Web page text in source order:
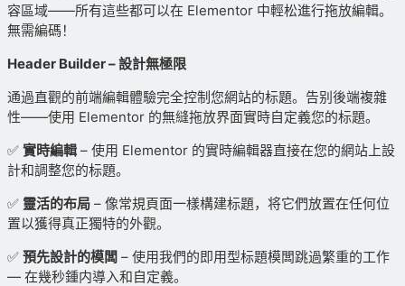
容區域——所有這些都可以在 Elementor 中輕松進行拖放編輯。
無需編碼！
Header Builder – 設計無極限
通過直觀的前端編輯體驗完全控制您網站的标題。告别後端複雜
性——使用 Elementor 的無縫拖放界面實時自定義您的标題。
✅ 實時編輯 – 使用 Elementor 的實時編輯器直接在您的網站上設
計和調整您的标題。
✅ 靈活的布局 – 像常規頁面一樣構建标題，将它們放置在任何位
置以獲得真正獨特的外觀。
✅ 預先設計的模闆 – 使用我們的即用型标題模闆跳過繁重的工作
— 在幾秒鍾内導入和自定義。